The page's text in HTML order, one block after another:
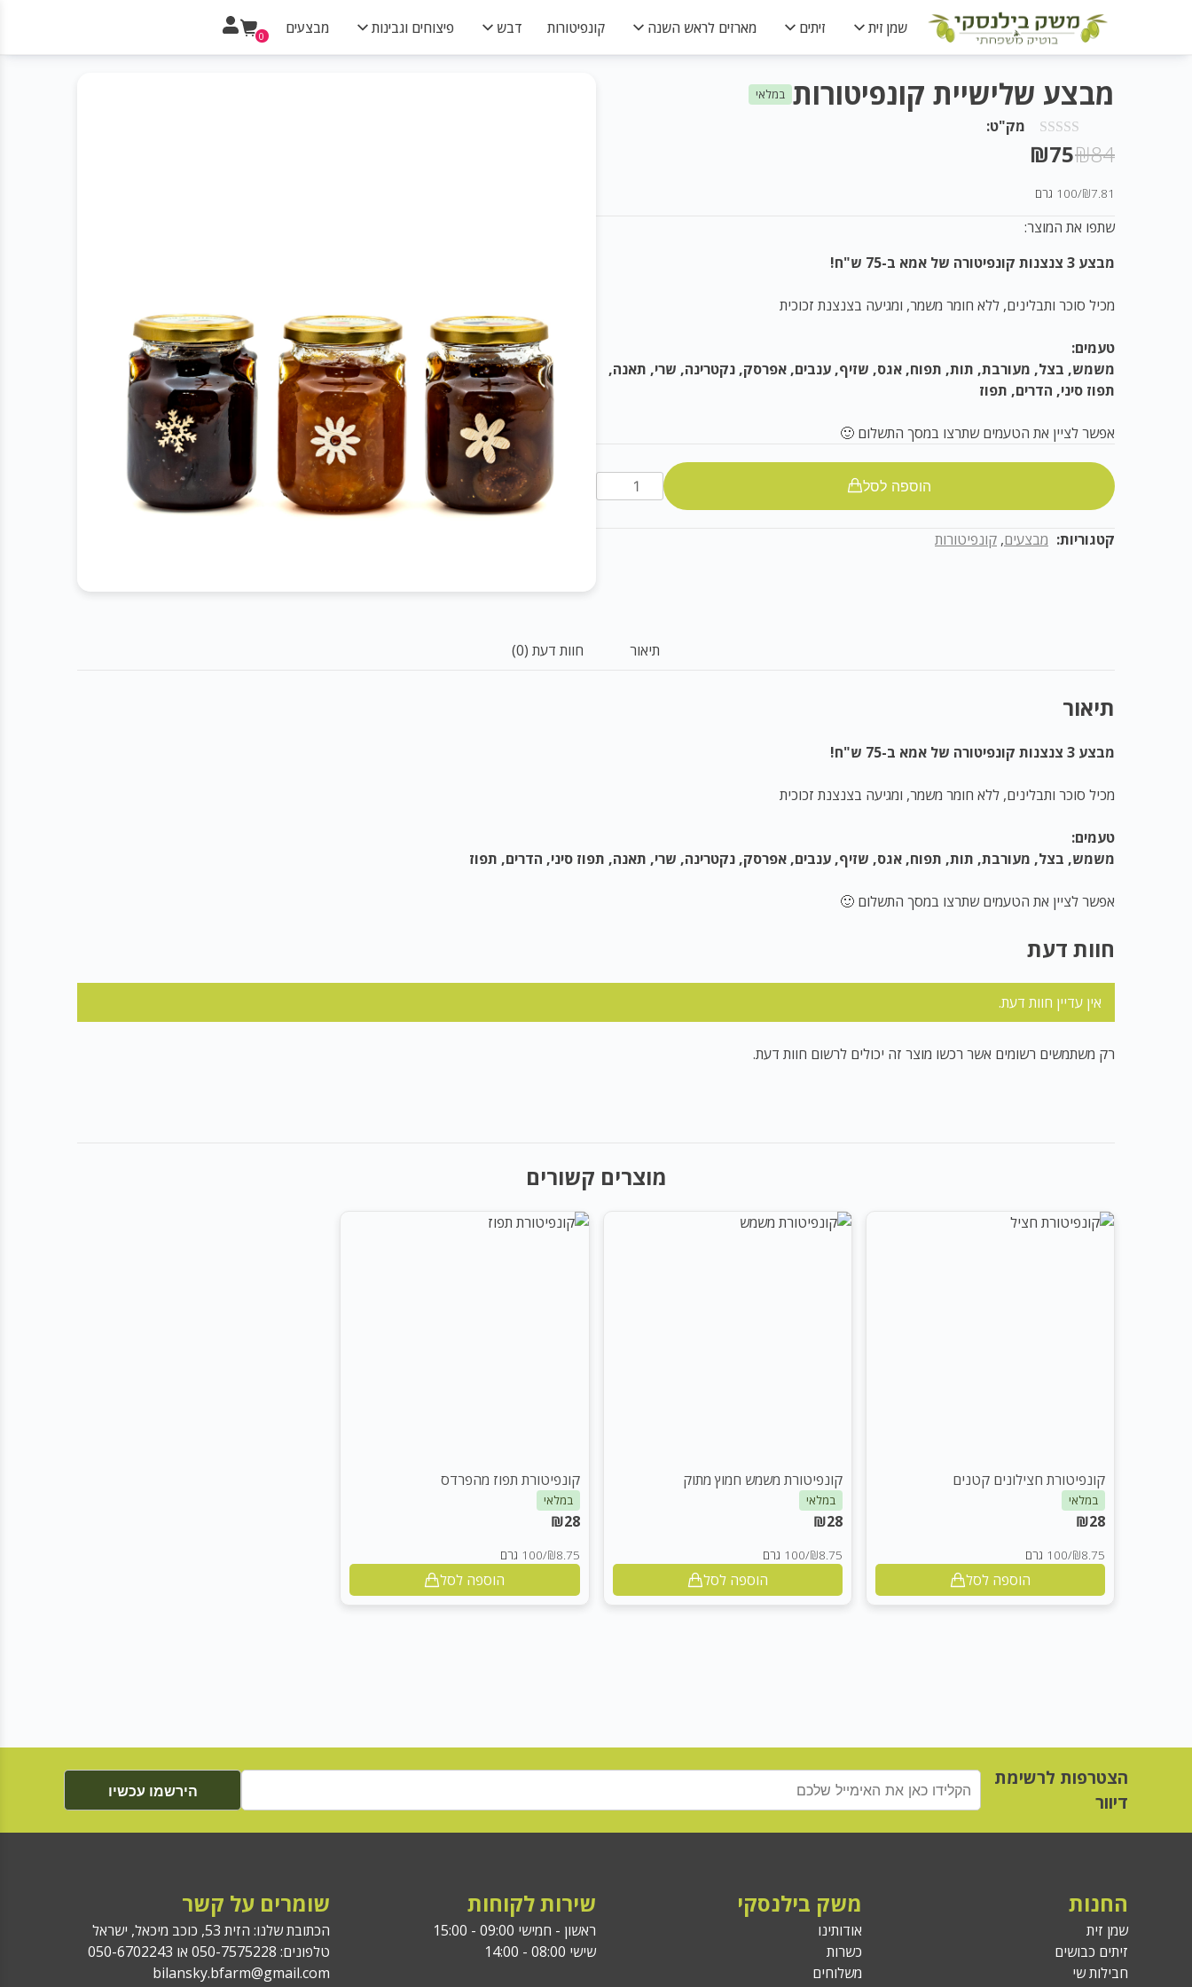
שמן זית זיתים מארזים לראש השנה קונפיטורות דבש פיצוחים וגבינות מבצעים 0
מבצע שלישיית קונפיטורות במלאי
מק"ט:
₪84 המחיר
המקורי
היה:
₪75 המחיר
הוא:
₪7.81
/100 גרם
שתפו את המוצר:
מבצע 3 צנצנות קונפיטורה של אמא ב-75 ש"ח!
מכיל סוכר ותבלינים, ללא חומר משמר, ומגיעה בצנצנת זכוכית
טעמים:
משמש, בצל, מעורבת, תות, תפוח, אגס, שזיף, ענבים, אפרסק, נקטרינה, שרי, תאנה,
תפוז סיני, הדרים, תפוז
אפשר לציין את הטעמים שתרצו במסך התשלום 🙂
הוספה לסל
מבצע
שלישיית
קטגוריות: מבצעים, קונפיטורות
תיאור חוות דעת (0)
תיאור
מבצע 3 צנצנות קונפיטורה של אמא ב-75 ש"ח!
מכיל סוכר ותבלינים, ללא חומר משמר, ומגיעה בצנצנת זכוכית
טעמים:
משמש, בצל, מעורבת, תות, תפוח, אגס, שזיף, ענבים, אפרסק, נקטרינה, שרי, תאנה, תפוז סיני, הדרים, תפוז
אפשר לציין את הטעמים שתרצו במסך התשלום 🙂
חוות דעת
אין עדיין חוות דעת.
רק משתמשים רשומים אשר רכשו מוצר זה יכולים לרשום חוות דעת.
מוצרים קשורים
קונפיטורת חצילונים קטנים
במלאי
₪28
₪8.75
/100 גרם
הוספה לסל
קונפיטורת משמש חמוץ מתוק
במלאי
₪28
₪8.75
/100 גרם
הוספה לסל
קונפיטורת תפוז מהפרדס
במלאי
₪28
₪8.75
/100 גרם
הוספה לסל
הצטרפות לרשימת
דיוור
הירשמו עכשיו
החנות
שמן זית
זיתים כבושים
חבילות שי
משק בילנסקי
אודותינו
כשרות
משלוחים
שירות לקוחות
ראשון - חמישי 09:00 - 15:00
שישי 08:00 - 14:00
שומרים על קשר
הכתובת שלנו: הזית 53, כוכב מיכאל, ישראל
טלפונים: 050-7575228 או 050-6702243
bilansky.bfarm@gmail.com